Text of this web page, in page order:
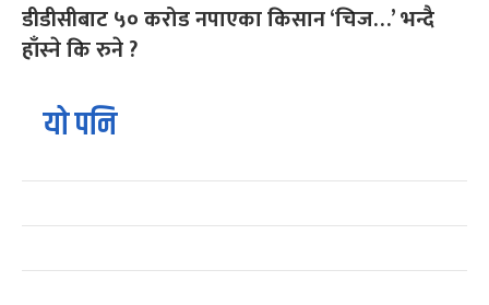
डीडीसीबाट ५० करोड नपाएका किसान ‘चिज…’ भन्दै
हाँस्ने कि रुने ?
यो पनि